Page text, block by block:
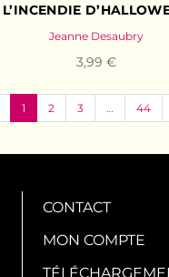
L’INCENDIE
Jeanne Desaubry
3,99 €
1 (current)
2 3 … 44
CONTACT
MON COMPTE